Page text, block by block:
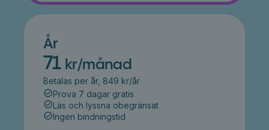
År
71 kr/månad
Betalas per år, 849 kr/år
Prova 7 dagar gratis
Läs och lyssna obegränsat
Ingen bindningstid